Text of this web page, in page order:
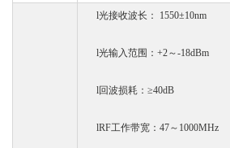
l光接收波长： 1550±10nm
l光输入范围： +2～-18dBm
l回波损耗： ≥40dB
lRF工作带宽：47～1000MHz